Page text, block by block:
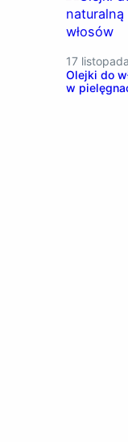
17
Olejki do
w